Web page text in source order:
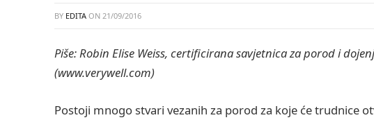
BY EDITA ON 21/09/2016
Piše: Robin Elise Weiss, certificirana savjetnica za porod i
(www.verywell.com)
Postoji mnogo stvari vezanih za porod za koje će trudnice